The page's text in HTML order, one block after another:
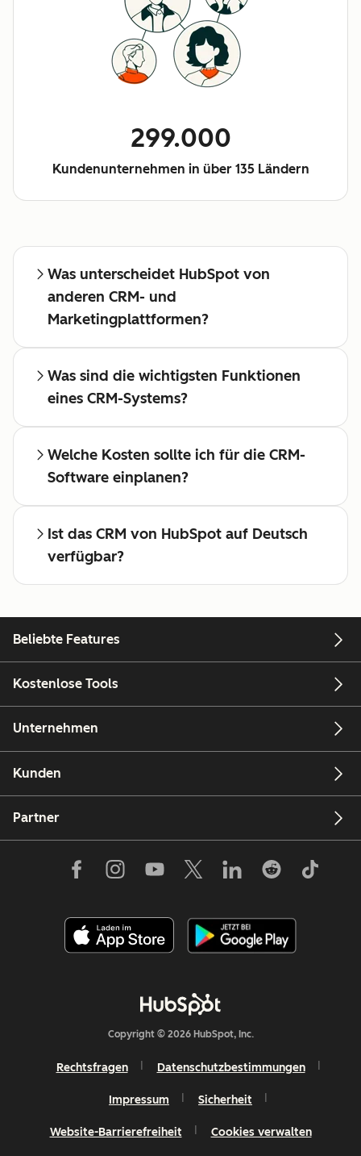
299.000
Kundenunternehmen in über 135 Ländern
Was unterscheidet HubSpot von
anderen CRM- und
Marketingplattformen?
Was sind die wichtigsten Funktionen
eines CRM-Systems?
Welche Kosten sollte ich für die CRM-
Software einplanen?
Ist das CRM von HubSpot auf Deutsch
verfügbar?
Beliebte Features
Kostenlose Tools
Unternehmen
Kunden
Partner
Copyright © 2026 HubSpot, Inc.
Rechtsfragen Datenschutzbestimmungen
Impressum Sicherheit
Website-Barrierefreiheit Cookies verwalten